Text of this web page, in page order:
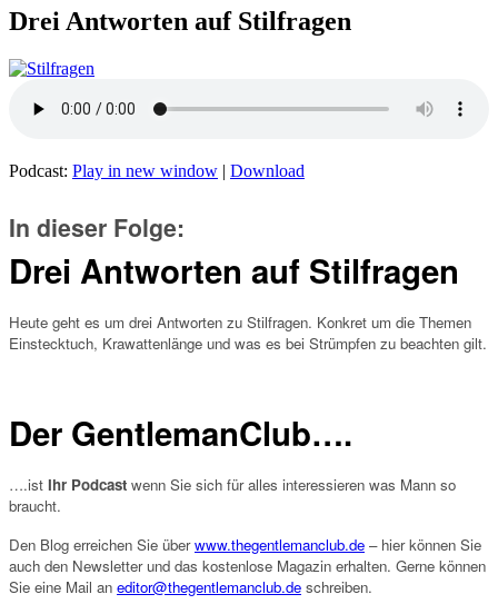
Drei Antworten auf Stilfragen
Podcast: Play in new window | Download
In dieser Folge:
Drei Antworten auf Stilfragen
Heute geht es um drei Antworten zu Stilfragen. Konkret um die Themen
Einstecktuch, Krawattenlänge und was es bei Strümpfen zu beachten gilt.
Der GentlemanClub….
….ist Ihr Podcast wenn Sie sich für alles interessieren was Mann so
braucht.
Den Blog erreichen Sie überwww.thegentlemanclub.de – hier können Sie
auch den Newsletter und das kostenlose Magazin erhalten. Gerne können
Sie eine Mail an editor@thegentlemanclub.de schreiben.